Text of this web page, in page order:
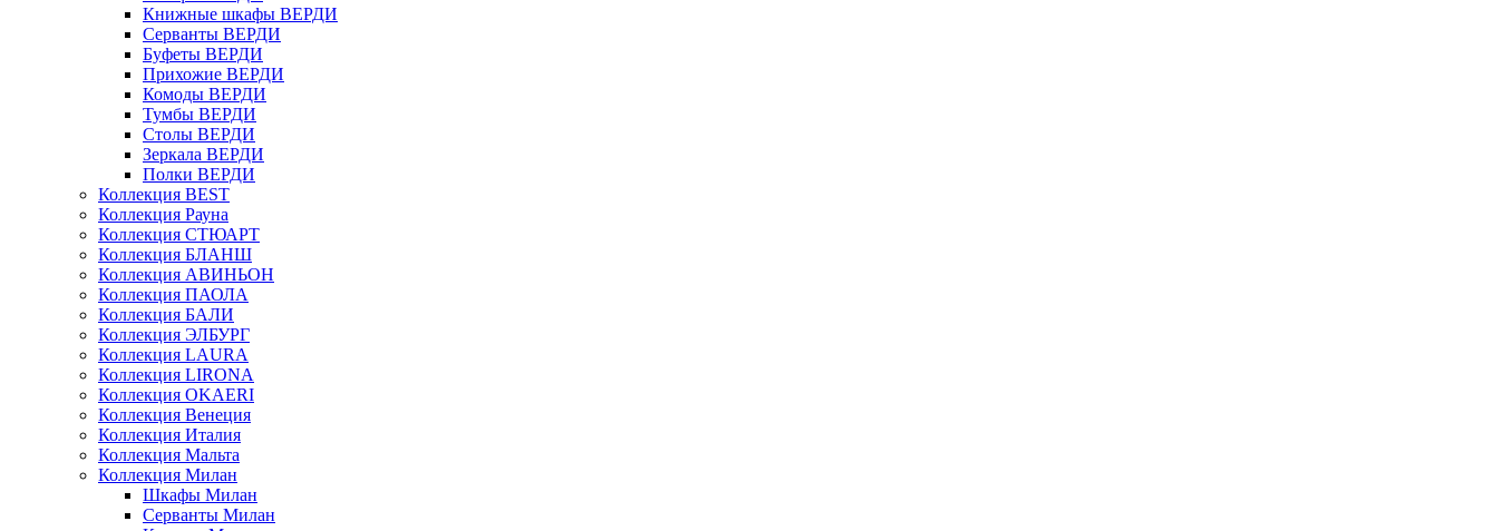
Книжные шкафы ВЕРДИ
Серванты ВЕРДИ
Буфеты ВЕРДИ
Прихожие ВЕРДИ
Комоды ВЕРДИ
Тумбы ВЕРДИ
Столы ВЕРДИ
Зеркала ВЕРДИ
Полки ВЕРДИ
Коллекция BEST
Коллекция Рауна
Коллекция СТЮАРТ
Коллекция БЛАНШ
Коллекция АВИНЬОН
Коллекция ПАОЛА
Коллекция БАЛИ
Коллекция ЭЛБУРГ
Коллекция LAURA
Коллекция LIRONA
Коллекция OKAERI
Коллекция Венеция
Коллекция Италия
Коллекция Мальта
Коллекция Милан
Шкафы Милан
Серванты Милан